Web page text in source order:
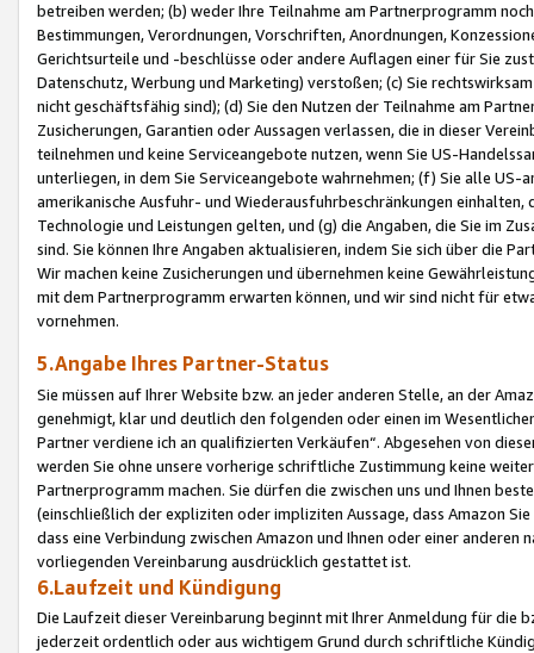
betreiben werden; (b) weder Ihre Teilnahme am Partnerprogramm
Bestimmungen, Verordnungen, Vorschriften, Anordnungen,
Gerichtsurteile und -beschlüsse oder andere Auflagen einer für Sie
Datenschutz, Werbung und Marketing) verstoßen; (c) Sie
nicht geschäftsfähig sind); (d) Sie den Nutzen der Teilnahme am
Zusicherungen, Garantien oder Aussagen verlassen, die in dieser
teilnehmen und keine Serviceangebote nutzen, wenn Sie US-
unterliegen, in dem Sie Serviceangebote wahrnehmen; (f) Sie alle
amerikanische Ausfuhr- und Wiederausfuhrbeschränkungen
Technologie und Leistungen gelten, und (g) die Angaben, die Sie im
sind. Sie können Ihre Angaben aktualisieren, indem Sie sich über die
Wir machen keine Zusicherungen und übernehmen keine
mit dem Partnerprogramm erwarten können, und wir sind nicht für
vornehmen.
5.Angabe Ihres Partner-Status
Sie müssen auf Ihrer Website bzw. an jeder anderen Stelle, an der
genehmigt, klar und deutlich den folgenden oder einen im
Partner verdiene ich an qualifizierten Verkäufen“. Abgesehen von
werden Sie ohne unsere vorherige schriftliche Zustimmung keine
Partnerprogramm machen. Sie dürfen die zwischen uns und Ihnen
(einschließlich der expliziten oder impliziten Aussage, dass Amazon
dass eine Verbindung zwischen Amazon und Ihnen oder einer
vorliegenden Vereinbarung ausdrücklich gestattet ist.
6.Laufzeit und Kündigung
Die Laufzeit dieser Vereinbarung beginnt mit Ihrer Anmeldung für die
jederzeit ordentlich oder aus wichtigem Grund durch schriftliche